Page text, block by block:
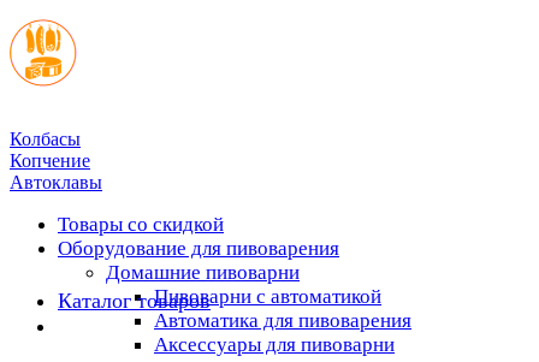
Колбасы
Копчение
Автоклавы
Товары со скидкой
Оборудование для пивоварения
Домашние пивоварни
Пивоварни с автоматикой
Автоматика для пивоварения
Аксессуары для пивоварни
Каталог товаров